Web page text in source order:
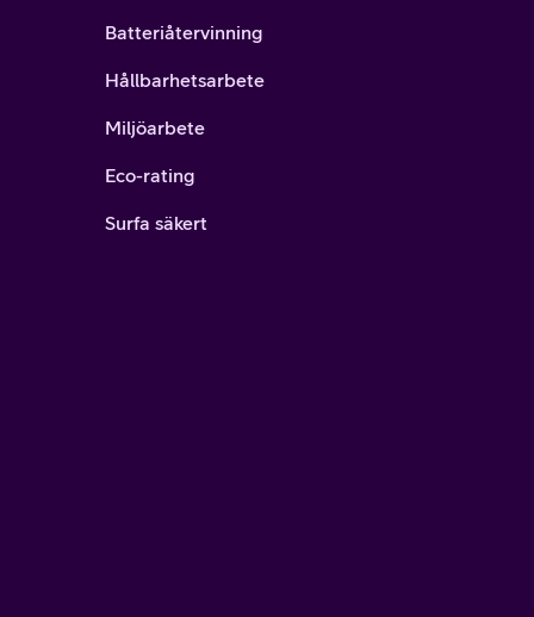
Batteriåtervinning
Hållbarhetsarbete
Miljöarbete
Eco-rating
Surfa säkert